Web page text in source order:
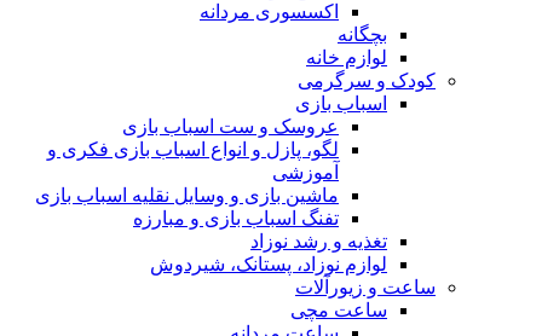
اکسسوری مردانه
بچگانه
لوازم خانه
کودک و سرگرمی
اسباب بازی
عروسک و ست اسباب بازی
لگو، پازل و انواع اسباب بازی فکری و
آموزشی
ماشین بازی و وسایل نقلیه اسباب بازی
تفنگ اسباب بازی و مبارزه
تغذیه و رشد نوزاد
لوازم نوزاد، پستانک، شیردوش
ساعت و زیور‌آلات
ساعت مچی